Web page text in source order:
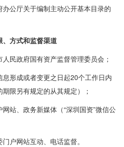
公厅关于编制主动公开基本目录的
方式和监督渠道
政府国有资产监督管理委员会；
形成或者变更之日起20个工作日内
期限另有规定的从其规定）；
、政务新媒体（“深圳国资”微信公
网站互动、电话监督。